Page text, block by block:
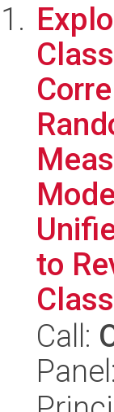
to
Call:
Panel: